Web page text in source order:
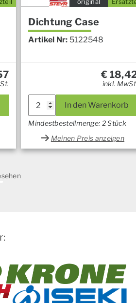
Dichtung Case
Artikel Nr: 5122548
€
inkl.
In den Warenkorb
Mindestbestellmenge: 2 Stück
Meinen Preis anzeigen